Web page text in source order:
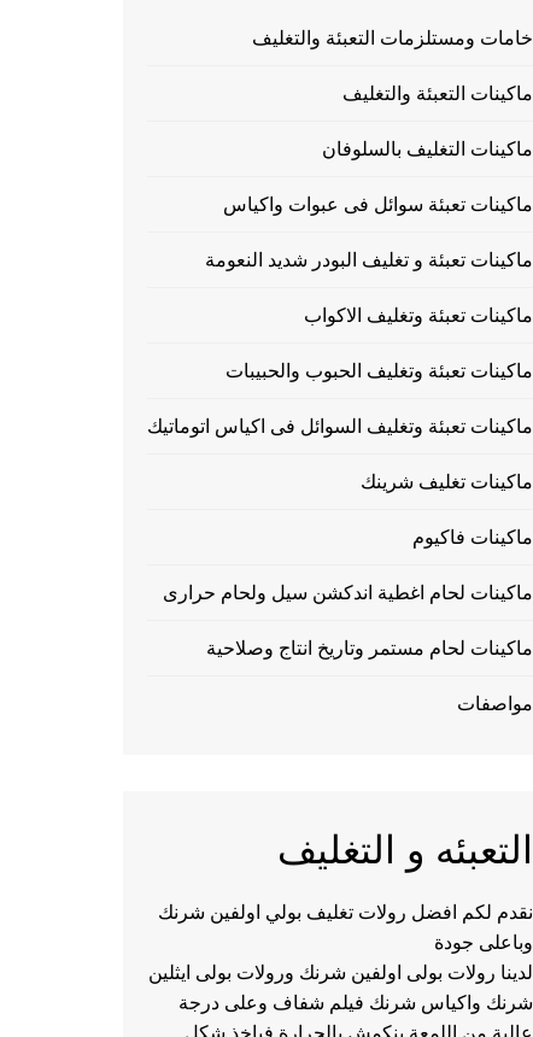
خامات ومستلزمات التعبئة والتغليف
ماكينات التعبئة والتغليف
ماكينات التغليف بالسلوفان
ماكينات تعبئة سوائل فى عبوات واكياس
ماكينات تعبئة و تغليف البودر شديد النعومة
ماكينات تعبئة وتغليف الاكواب
ماكينات تعبئة وتغليف الحبوب والحبيبات
ماكينات تعبئة وتغليف السوائل فى اكياس اتوماتيك
ماكينات تغليف شرينك
ماكينات فاكيوم
ماكينات لحام اغطية اندكشن سيل ولحام حرارى
ماكينات لحام مستمر وتاريخ انتاج وصلاحية
مواصفات
التعبئه و التغليف
نقدم لكم افضل رولات تغليف بولي اولفين شرنك
وباعلى جودة
لدينا رولات بولى اولفين شرنك ورولات بولى ايثلين
شرنك واكياس شرنك فيلم شفاف وعلى درجة
عالية من اللمعة ينكمش بالحرارة فياخذ شكل